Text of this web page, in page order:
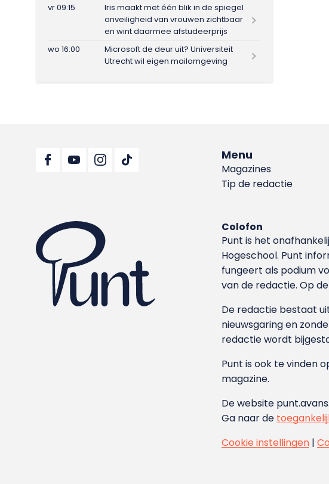
vr 09:15
Iris maakt met één blik in de spiegel
onveiligheid van vrouwen zichtbaar
en wint daarmee afstudeerprijs
wo 16:00
Microsoft de deur uit? Universiteit
Utrecht wil eigen mailomgeving
Menu
Magazines
Tip de redactie
Colofon
Punt is het
Hoge­school. Punt
fungeert als podium
van de redactie. Op
De redactie bestaat
nieuwsgaring en
redactie wordt
Punt is ook te vinden
magazine.
De website
Ga naar de
Cookie instellingen |